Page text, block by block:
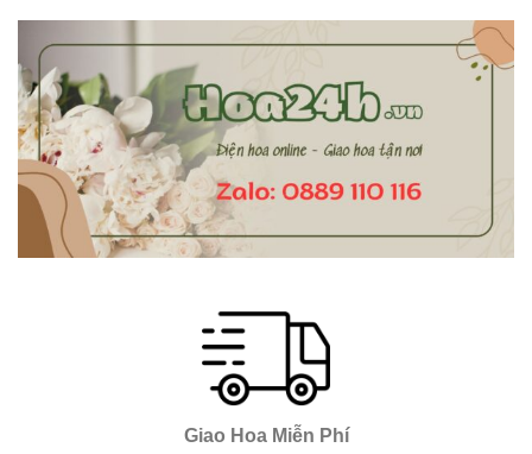
Giao Hoa Miễn Phí